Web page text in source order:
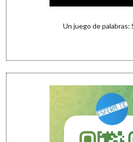
Un juego de